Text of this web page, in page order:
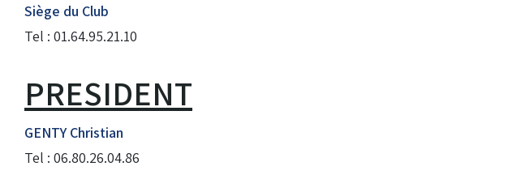
Siège du Club
Tel : 01.64.95.21.10
PRESIDENT
GENTY Christian
Tel : 06.80.26.04.86
Homologation circuit